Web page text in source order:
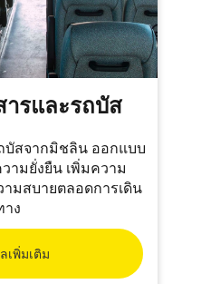
ารและรถบัส
บัสจากมิชลิน ออกแบบ
ามยั่งยืน เพิ่มความ
มสบายตลอดการเดิน
าง
เพิ่มเติม